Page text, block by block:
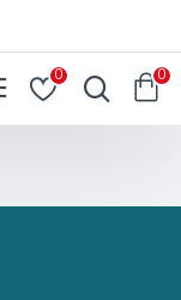
0 0